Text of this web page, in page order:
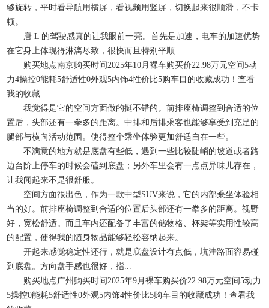
够旋转，平时看导航用横屏，看视频用竖屏，切换起来很顺滑，不卡
顿。
唐 L 的驾驶感真的让我眼前一亮。首先是加速，电车的加速优势
在它身上体现得淋漓尽致，很快而且特别平顺...
购买地点南京购买时间2025年10月裸车购买价22.98万元空间5动
力4操控0能耗5舒适性0外观5内饰4性价比5购车目的收藏成功！查看
我的收藏
我觉得是它的空间方面做的挺不错的。前排座椅调整到合适的位
置后，头部还有一拳多的距离。中排和后排乘客也能够享受到充足的
腿部与横向活动范围。使得整个乘坐体验更加舒适自在一些。
不满意的地方就是底盘有些低，遇到一些比较陡峭的坡道或者路
边台阶上停车的时候会磕到底盘；另外车里会有一点点异味儿存在，
让我闻起来不是很舒服。
空间方面很出色，作为一款中型SUV来说，它的内部乘坐体验相
当的好。前排座椅调整到合适的位置后头部还有一拳多的距离。视野
好，宽松舒适。而且车内还配备了丰富的储物格、杯架等实用性较高
的配置，使得我的随身物品能够轻松容纳起来。
开起来感觉稳定性还行，就是底盘设计有点低，坑洼路面容易碰
到底盘。方向盘手感也很好，指...
购买地点广州购买时间2025年9月裸车购买价22.98万元空间5动力
5操控0能耗5舒适性0外观5内饰4性价比5购车目的收藏成功！查看我